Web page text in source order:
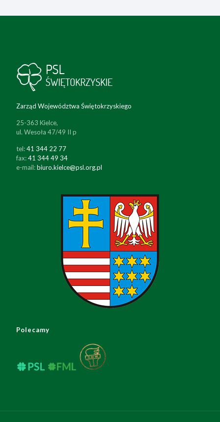
Zarząd Województwa Świętokrzyskiego
25-363 Kielce,
ul. Wesoła 47/49 II p
tel:41 344 22 77
fax:41 344 49 34
e-mail:biuro.kielce@psl.org.pl
Polecamy